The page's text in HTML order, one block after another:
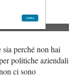
perché non hai
politiche aziendali
ci sono